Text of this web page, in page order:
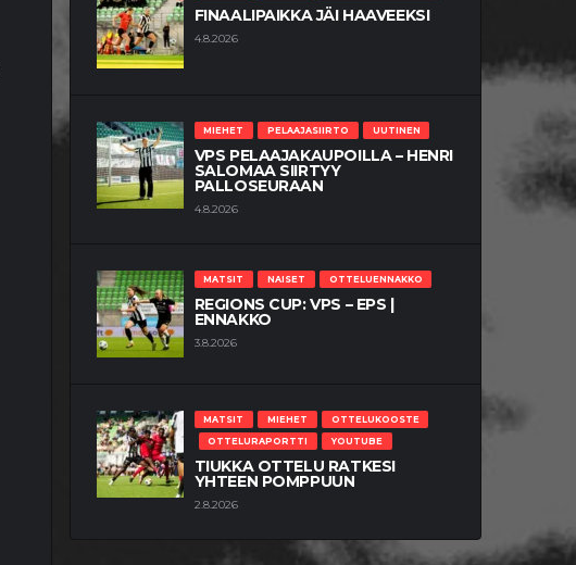
FINAALIPAIKKA JÄI HAAVEEKSI
4.8.2026
MIEHET PELAAJASIIRTO UUTINEN
VPS PELAAJAKAUPOILLA – HENRI
SALOMAA SIIRTYY
PALLOSEURAAN
4.8.2026
MATSIT NAISET OTTELUENNAKKO
REGIONS CUP: VPS – EPS |
ENNAKKO
3.8.2026
MATSIT MIEHET
OTTELUKOOSTE
OTTELURAPORTTI
YOUTUBE
TIUKKA OTTELU RATKESI
YHTEEN POMPPUUN
2.8.2026